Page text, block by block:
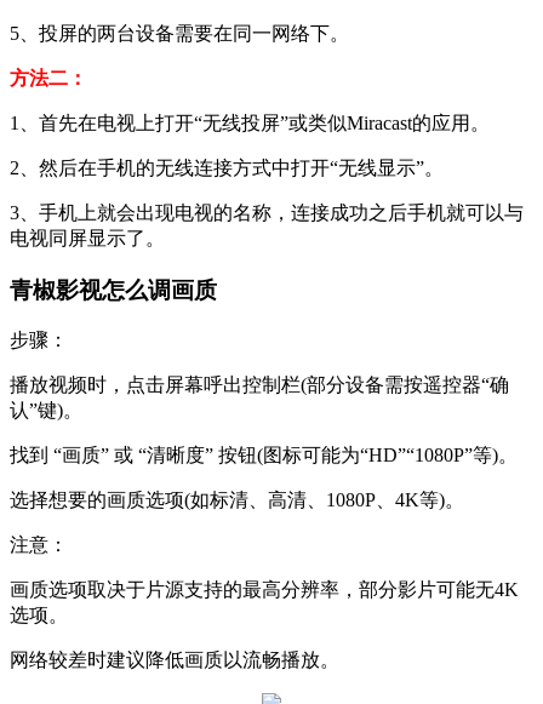
5、投屏的两台设备需要在同一网络下。
方法二：
1、首先在电视上打开“无线投屏”或类似Miracast的应用。
2、然后在手机的无线连接方式中打开“无线显示”。
3、手机上就会出现电视的名称，连接成功之后手机就可以与
电视同屏显示了。
青椒影视怎么调画质
步骤：
播放视频时，点击屏幕呼出控制栏(部分设备需按遥控器“确
认”键)。
找到 “画质” 或 “清晰度” 按钮(图标可能为“HD”“1080P”等)。
选择想要的画质选项(如标清、高清、1080P、4K等)。
注意：
画质选项取决于片源支持的最高分辨率，部分影片可能无4K
选项。
网络较差时建议降低画质以流畅播放。